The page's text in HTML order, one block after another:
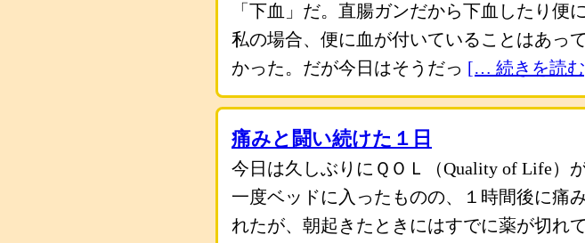
「下血」だ。直腸ガンだから下血したり
私の場合、便に血が付いていることはあっ
かった。だが今日はそうだっ [… 続きを読
痛みと闘い続けた１日
今日は久しぶりにＱＯＬ（Quality of Life）
一度ベッドに入ったものの、１時間後に痛
れたが、朝起きたときにはすでに薬が切れ